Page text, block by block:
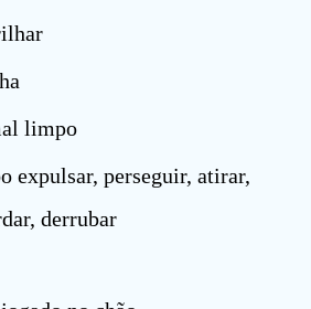
limpo
expulsar, perseguir, atirar,
derrubar